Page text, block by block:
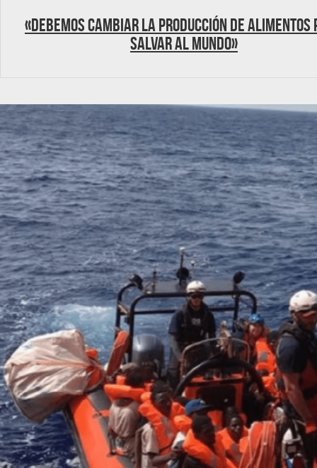
«Debemos cambiar la producción de alimentos
salvar al mundo»